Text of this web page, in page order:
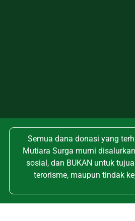
Semua dana donasi yang
Mutiara Surga murni
sosial, dan BUKAN untuk
terorisme, maupun tindak